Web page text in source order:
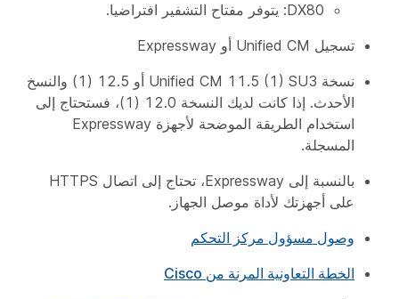
DX80: يتوفر مفتاح التشفير افتراضيا.
تسجيل Unified CM أو Expressway
نسخة Unified CM 11.5 (1) SU3 أو 12.5 (1) والنسخ
الأحدث. إذا كانت لديك النسخة 12.0 (1)، فستحتاج إلى
استخدام الطريقة الموضحة لأجهزة Expressway
المسجلة.
بالنسبة إلى Expressway، تحتاج إلى اتصال HTTPS
على أجهزتك لأداة موصل الجهاز.
وصول مسؤول مركز التحكم
الخطة التعاونية المرنة من Cisco